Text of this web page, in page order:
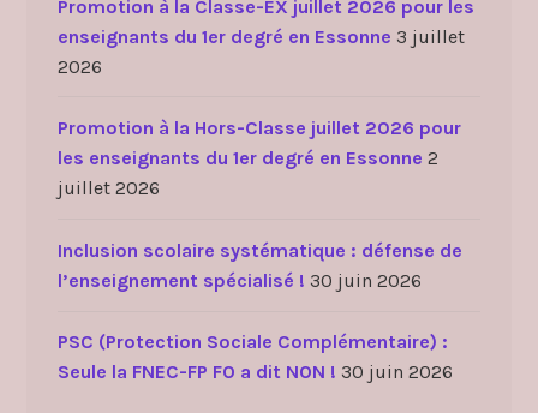
Promotion à la Classe-EX juillet 2026 pour les
enseignants du 1er degré en Essonne 3 juillet
2026
Promotion à la Hors-Classe juillet 2026 pour
les enseignants du 1er degré en Essonne 2
juillet 2026
Inclusion scolaire systématique : défense de
l’enseignement spécialisé ! 30 juin 2026
PSC (Protection Sociale Complémentaire) :
Seule la FNEC-FP FO a dit NON ! 30 juin 2026